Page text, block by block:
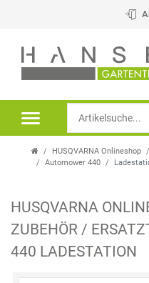
HUSQVARNA Onlineshop
Automower 440
HUSQVARNA
ZUBEHÖR /
440 LADESTATION
K
T
O
H
R
E
P